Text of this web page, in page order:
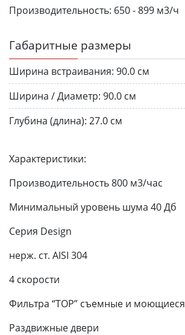
Производительность: 650 - 899 м3/ч
Габаритные размеры
Ширина встраивания: 90.0 см
Ширина / Диаметр: 90.0 см
Глубина (длина): 27.0 см
Характеристики:
Производительность 800 м3/час
Минимальный уровень шума 40 Дб
Серия Design
нерж. ст. AISI 304
4 скорости
Фильтра “TOP” съемные и моющиеся
Раздвижные двери